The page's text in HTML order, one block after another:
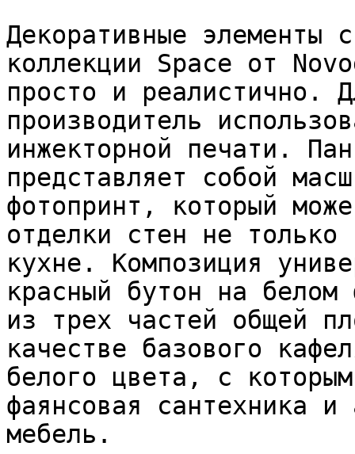
Декоративные элементы
коллекции Space от
просто и реалистично.
производитель
инжекторной печати.
представляет собой
фотопринт, который
отделки стен не
кухне. Композиция
красный бутон на белом
из трех частей общей
качестве базового
белого цвета, с
фаянсовая сантехника и
мебель.